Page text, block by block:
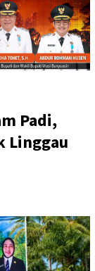
Padi,
Linggau